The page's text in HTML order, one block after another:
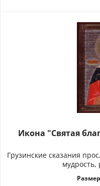
Икона "Святая
Грузинские сказания
мудрость,